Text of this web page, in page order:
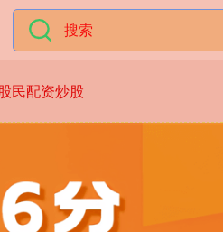
民配资炒股